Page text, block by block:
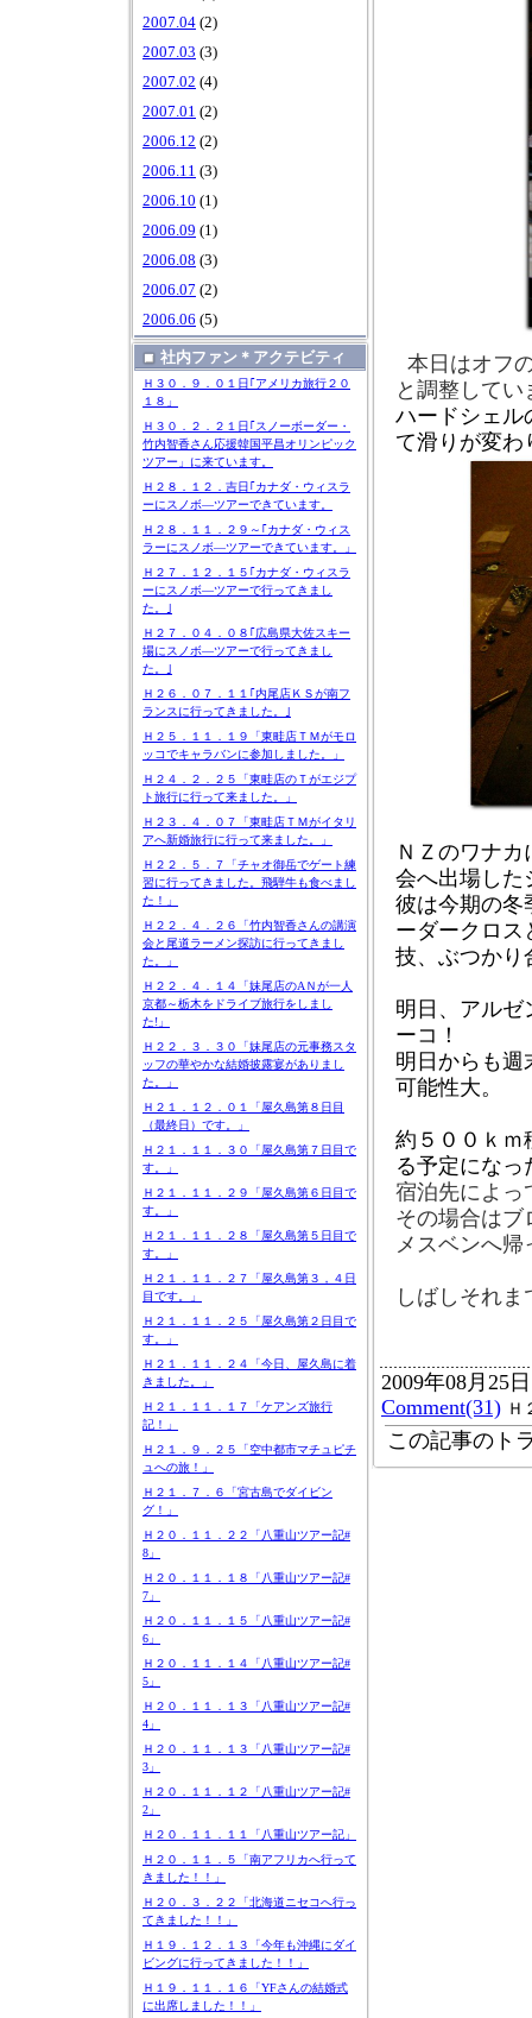
2007.04 (2)
2007.03 (3)
2007.02 (4)
2007.01 (2)
2006.12 (2)
2006.11 (3)
2006.10 (1)
2006.09 (1)
2006.08 (3)
2006.07 (2)
2006.06 (5)
社内ファン＊アクテビティ
Ｈ３０．９．０１日｢アメリカ旅行２０
１８」
Ｈ３０．２．２１日｢スノーボーダー・
竹内智香さん応援韓国平昌オリンピック
ツアー」に来ています。
Ｈ２８．１２．吉日｢カナダ・ウィスラ
ーにスノボ―ツアーできています。
Ｈ２８．１１．２９～｢カナダ・ウィス
ラーにスノボ―ツアーできています。」
Ｈ２７．１２．１５｢カナダ・ウィスラ
ーにスノボ―ツアーで行ってきまし
た。｣
Ｈ２７．０４．０８｢広島県大佐スキー
場にスノボ―ツアーで行ってきまし
た。｣
Ｈ２６．０７．１１｢内尾店ＫＳが南フ
ランスに行ってきました。｣
Ｈ２５．１１．１９「東畦店ＴＭがモロ
ッコでキャラバンに参加しました。」
Ｈ２４．２．２５「東畦店のＴがエジプ
ト旅行に行って来ました。」
Ｈ２３．４．０７「東畦店ＴＭがイタリ
アへ新婚旅行に行って来ました。」
Ｈ２２．５．７「チャオ御岳でゲート練
習に行ってきました。飛騨牛も食べまし
た！」
Ｈ２２．４．２６「竹内智香さんの講演
会と尾道ラーメン探訪に行ってきまし
た。」
Ｈ２２．４．１４「妹尾店のAＮが一人
京都～栃木をドライブ旅行をしまし
た!」
Ｈ２２．３．３０「妹尾店の元事務スタ
ッフの華やかな結婚披露宴がありまし
た。」
Ｈ２１．１２．０１「屋久島第８日目
（最終日）です。」
Ｈ２１．１１．３０「屋久島第７日目で
す。」
Ｈ２１．１１．２９「屋久島第６日目で
す。」
Ｈ２１．１１．２８「屋久島第５日目で
す。」
Ｈ２１．１１．２７「屋久島第３，４日
目です。」
Ｈ２１．１１．２５「屋久島第２日目で
す。」
Ｈ２１．１１．２４「今日、屋久島に着
きました。」
Ｈ２１．１１．１７「ケアンズ旅行
記！」
Ｈ２１．９．２５「空中都市マチュピチ
ュへの旅！」
Ｈ２１．７．６「宮古島でダイビン
グ！」
Ｈ２０．１１．２２「八重山ツアー記#
8」
Ｈ２０．１１．１８「八重山ツアー記#
7」
Ｈ２０．１１．１５「八重山ツアー記#
6」
Ｈ２０．１１．１４「八重山ツアー記#
5」
Ｈ２０．１１．１３「八重山ツアー記#
4」
Ｈ２０．１１．１３「八重山ツアー記#
3」
Ｈ２０．１１．１２「八重山ツアー記#
2」
Ｈ２０．１１．１１「八重山ツアー記」
Ｈ２０．１１．５「南アフリカへ行って
きました！！」
Ｈ２０．３．２２「北海道ニセコへ行っ
てきました！！」
Ｈ１９．１２．１３「今年も沖縄にダイ
ビングに行ってきました！！」
Ｈ１９．１１．１６「YFさんの結婚式
に出席しました！！」
本日はオフ
と調整してい
ハードシェル
て滑りが変わ
ＮＺのワナ
会へ出場した
彼は今期の冬
ーダークロ
技、ぶつかり
明日、アル
ーコ！
明日からも
可能性大。
約５００ｋｍ
る予定になっ
宿泊先によっ
その場合は
メスベンへ
しばしそれ
2009年08月25
Comment(31) Ｈ
この記事のト